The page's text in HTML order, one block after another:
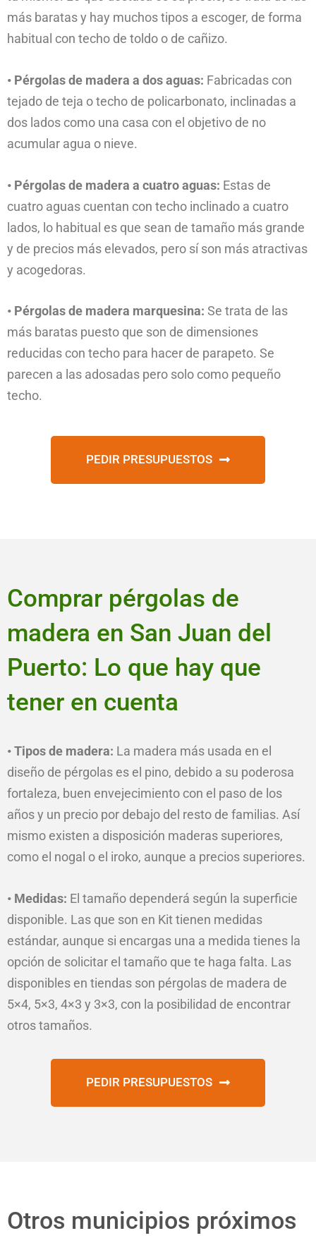
más baratas y hay muchos tipos a escoger, de forma
habitual con techo de toldo o de cañizo.
• Pérgolas de madera a dos aguas: Fabricadas con
tejado de teja o techo de policarbonato, inclinadas a
dos lados como una casa con el objetivo de no
acumular agua o nieve.
• Pérgolas de madera a cuatro aguas: Estas de
cuatro aguas cuentan con techo inclinado a cuatro
lados, lo habitual es que sean de tamaño más grande
y de precios más elevados, pero sí son más atractivas
y acogedoras.
• Pérgolas de madera marquesina: Se trata de las
más baratas puesto que son de dimensiones
reducidas con techo para hacer de parapeto. Se
parecen a las adosadas pero solo como pequeño
techo.
PEDIR PRESUPUESTOS
Comprar pérgolas de
madera en San Juan del
Puerto: Lo que hay que
tener en cuenta
• Tipos de madera: La madera más usada en el
diseño de pérgolas es el pino, debido a su poderosa
fortaleza, buen envejecimiento con el paso de los
años y un precio por debajo del resto de familias. Así
mismo existen a disposición maderas superiores,
como el nogal o el iroko, aunque a precios superiores.
• Medidas: El tamaño dependerá según la superficie
disponible. Las que son en Kit tienen medidas
estándar, aunque si encargas una a medida tienes la
opción de solicitar el tamaño que te haga falta. Las
disponibles en tiendas son pérgolas de madera de
5×4, 5×3, 4×3 y 3×3, con la posibilidad de encontrar
otros tamaños.
PEDIR PRESUPUESTOS
Otros municipios próximos